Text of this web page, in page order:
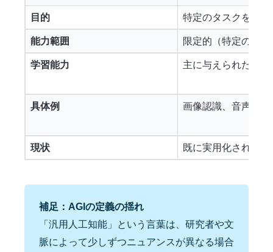
目的 特定のタスクを効
能力範囲 限定的（特定のタ
学習能力 主に与えられたデ
具体例 画像認識、音声認
現状 既に実用化され、
補足：AGIの定義の揺れ
「汎用人工知能」という言葉は、研究者や文
脈によって少しずつニュアンスが異なる場合